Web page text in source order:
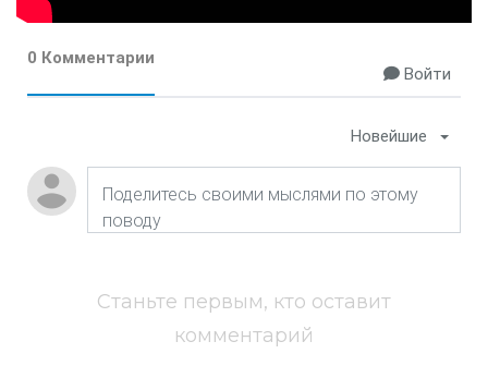
0 Комментарии
Войти
Новейшие
Станьте первым, кто оставит
комментарий